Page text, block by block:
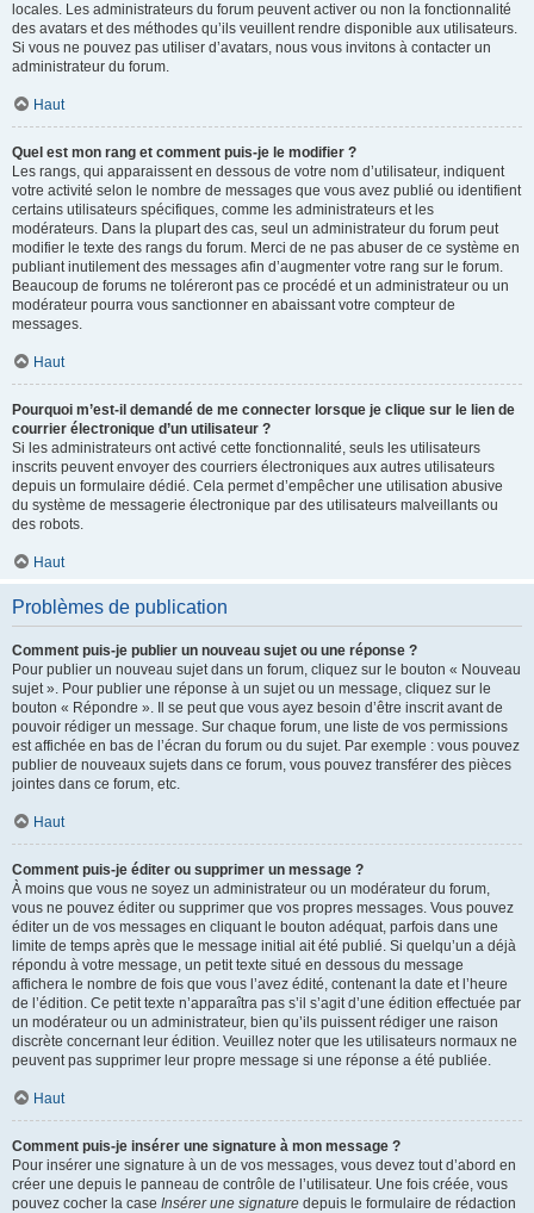
locales. Les administrateurs du forum peuvent activer ou non la fonctionnalité
des avatars et des méthodes qu’ils veuillent rendre disponible aux utilisateurs.
Si vous ne pouvez pas utiliser d’avatars, nous vous invitons à contacter un
administrateur du forum.
Haut
Quel est mon rang et comment puis-je le modifier ?
Les rangs, qui apparaissent en dessous de votre nom d’utilisateur, indiquent
votre activité selon le nombre de messages que vous avez publié ou identifient
certains utilisateurs spécifiques, comme les administrateurs et les
modérateurs. Dans la plupart des cas, seul un administrateur du forum peut
modifier le texte des rangs du forum. Merci de ne pas abuser de ce système en
publiant inutilement des messages afin d’augmenter votre rang sur le forum.
Beaucoup de forums ne toléreront pas ce procédé et un administrateur ou un
modérateur pourra vous sanctionner en abaissant votre compteur de
messages.
Haut
Pourquoi m’est-il demandé de me connecter lorsque je clique sur le lien de
courrier électronique d’un utilisateur ?
Si les administrateurs ont activé cette fonctionnalité, seuls les utilisateurs
inscrits peuvent envoyer des courriers électroniques aux autres utilisateurs
depuis un formulaire dédié. Cela permet d’empêcher une utilisation abusive
du système de messagerie électronique par des utilisateurs malveillants ou
des robots.
Haut
Problèmes de publication
Comment puis-je publier un nouveau sujet ou une réponse ?
Pour publier un nouveau sujet dans un forum, cliquez sur le bouton « Nouveau
sujet ». Pour publier une réponse à un sujet ou un message, cliquez sur le
bouton « Répondre ». Il se peut que vous ayez besoin d’être inscrit avant de
pouvoir rédiger un message. Sur chaque forum, une liste de vos permissions
est affichée en bas de l’écran du forum ou du sujet. Par exemple : vous pouvez
publier de nouveaux sujets dans ce forum, vous pouvez transférer des pièces
jointes dans ce forum, etc.
Haut
Comment puis-je éditer ou supprimer un message ?
À moins que vous ne soyez un administrateur ou un modérateur du forum,
vous ne pouvez éditer ou supprimer que vos propres messages. Vous pouvez
éditer un de vos messages en cliquant le bouton adéquat, parfois dans une
limite de temps après que le message initial ait été publié. Si quelqu’un a déjà
répondu à votre message, un petit texte situé en dessous du message
affichera le nombre de fois que vous l’avez édité, contenant la date et l’heure
de l’édition. Ce petit texte n’apparaîtra pas s’il s’agit d’une édition effectuée par
un modérateur ou un administrateur, bien qu’ils puissent rédiger une raison
discrète concernant leur édition. Veuillez noter que les utilisateurs normaux ne
peuvent pas supprimer leur propre message si une réponse a été publiée.
Haut
Comment puis-je insérer une signature à mon message ?
Pour insérer une signature à un de vos messages, vous devez tout d’abord en
créer une depuis le panneau de contrôle de l’utilisateur. Une fois créée, vous
pouvez cocher la case Insérer une signature depuis le formulaire de rédaction